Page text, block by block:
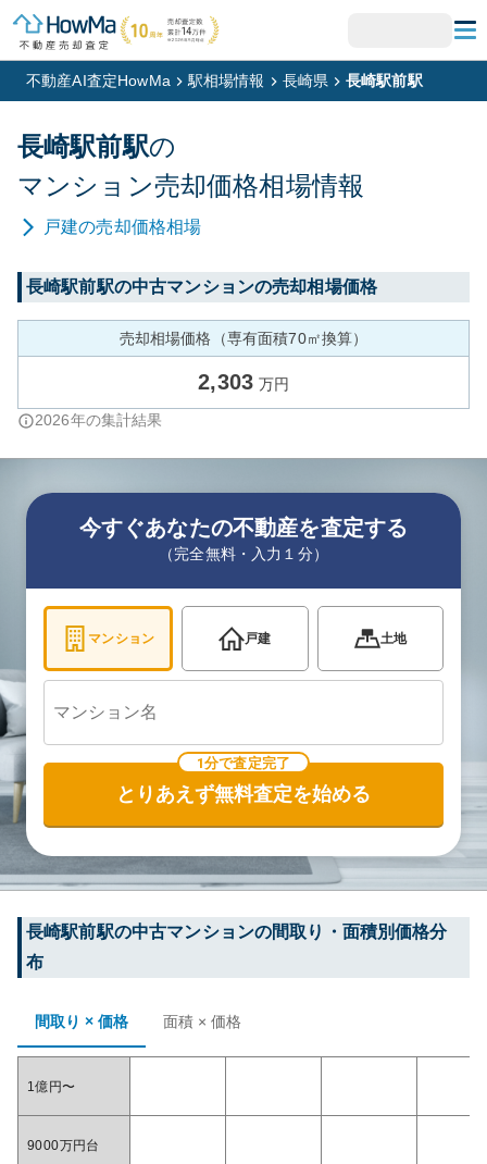
不動産AI査定HowMa 駅相場情報 長崎県 長崎駅前駅
長崎駅前駅の
マンション売却価格相場情報
戸建の売却価格相場
長崎駅前駅の中古マンションの売却相場価格
売却相場価格（専有面積70㎡換算）
2,303 万円
2026年の集計結果
今すぐあなたの不動産を査定する
（完全無料・入力１分）
マンション 戸建 土地
1分で査定完了
とりあえず無料査定を始める
長崎駅前駅の中古マンションの間取り・面積別価格分
布
間取り × 価格 面積 × 価格
1億円〜
9000万円台